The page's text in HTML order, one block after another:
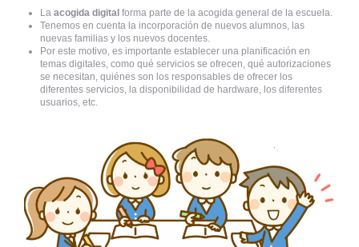
La acogida digital forma parte de la acogida general de la escuela.
Tenemos en cuenta la incorporación de nuevos alumnos, las
nuevas familias y los nuevos docentes.
Por este motivo, es importante establecer una planificación en
temas digitales, como qué servicios se ofrecen, qué autorizaciones
se necesitan, quiénes son los responsables de ofrecer los
diferentes servicios, la disponibilidad de hardware, los diferentes
usuarios, etc.